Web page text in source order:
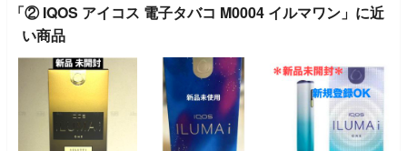
「② IQOS アイコス 電子タバコ M0004 イルマワン」に近
い商品